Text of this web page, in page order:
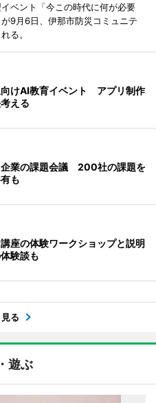
ベント「今この時代に何が必要
9月6日、伊那市防災コミュニテ
る。
けAI教育イベント アプリ制作
える
企業の課題会議 200社の課題を
も
座の体験ワークショップと説明
験談も
る
遊ぶ